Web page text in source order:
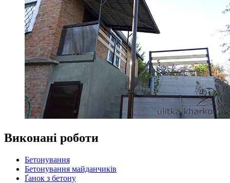
Виконані роботи
Бетонування
Бетонування майданчиків
Ґанок з бетону